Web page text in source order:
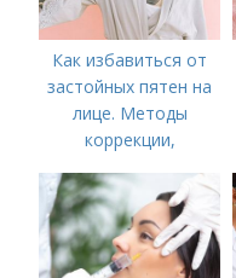
Как избавиться от
застойных пятен на
лице. Методы
коррекции,
акне и удаления
рубцов и шрамов
постакне